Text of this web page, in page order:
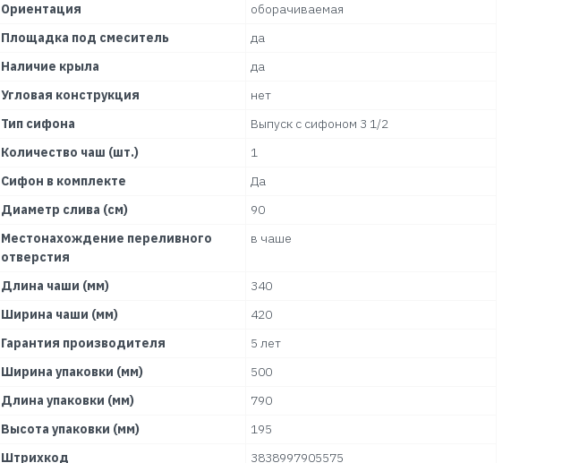
Ориентация
оборачиваемая
Площадка под смеситель
да
Наличие крыла
да
Угловая конструкция
нет
Тип сифона
Выпуск с сифоном 3 1/2
Количество чаш (шт.)
1
Сифон в комплекте
Да
Диаметр слива (см)
90
Местонахождение переливного
отверстия
в чаше
Длина чаши (мм)
340
Ширина чаши (мм)
420
Гарантия производителя
5 лет
Ширина упаковки (мм)
500
Длина упаковки (мм)
790
Высота упаковки (мм)
195
Штрихкод
3838997905575